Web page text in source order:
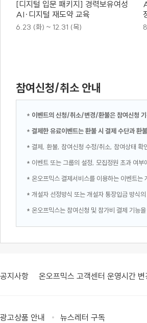
[디지털 입문 패키지] 경력보유여성
AI·디지털 재도약 교육
6.23 (화) ~ 12.31 (목)
참여신청/취소 안내
* 이벤트의 신청/취소/변경/환불은 참여신청
* 결제한 유료이벤트는 환불 시 결제 수단과 환
* 결제, 환불, 참여신청 수정/취소, 참여상태 확
* 이벤트 또는 그룹의 설정, 모집정원 초과 여부
* 온오프믹스 결제서비스를 이용하는 이벤트는
* 개설자 선정방식 또는 개설자 통장입금 방식
* 온오프믹스는 참여신청 및 참가비 결제 기능
공지사항 온오프믹스 고객센터 운영시간
광고상품 안내 뉴스레터 구독